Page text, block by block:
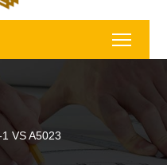
VS A5023